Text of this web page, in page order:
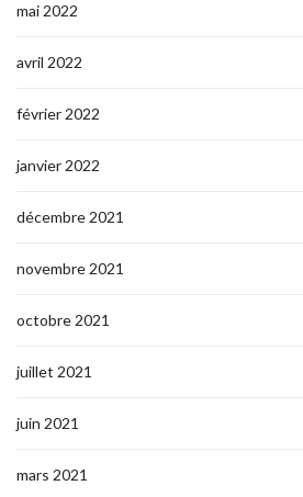
mai 2022
avril 2022
février 2022
janvier 2022
décembre 2021
novembre 2021
octobre 2021
juillet 2021
juin 2021
mars 2021